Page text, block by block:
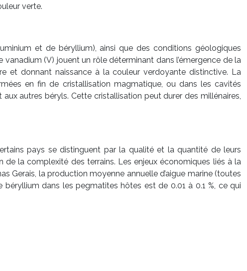
verte.
et de béryllium), ainsi que des conditions géologiques
(V) jouent un rôle déterminant dans l’émergence de la
et donnant naissance à la couleur verdoyante distinctive. La
en fin de cristallisation magmatique, ou dans les cavités
autres béryls. Cette cristallisation peut durer des millénaires,
pays se distinguent par la qualité et la quantité de leurs
la complexité des terrains. Les enjeux économiques liés à la
Gerais, la production moyenne annuelle d’aigue marine (toutes
dans les pegmatites hôtes est de 0.01 à 0.1 %, ce qui